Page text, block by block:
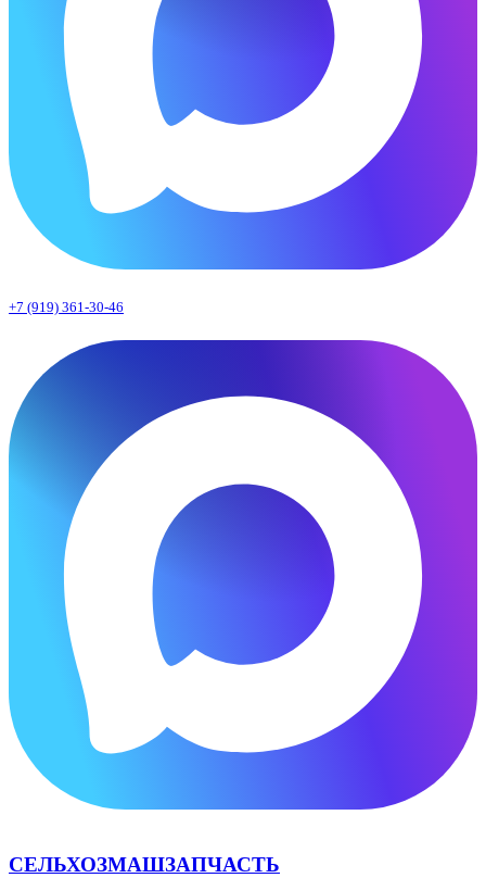
+7 (919) 361-30-46
СЕЛЬХОЗМАШЗАПЧАСТЬ